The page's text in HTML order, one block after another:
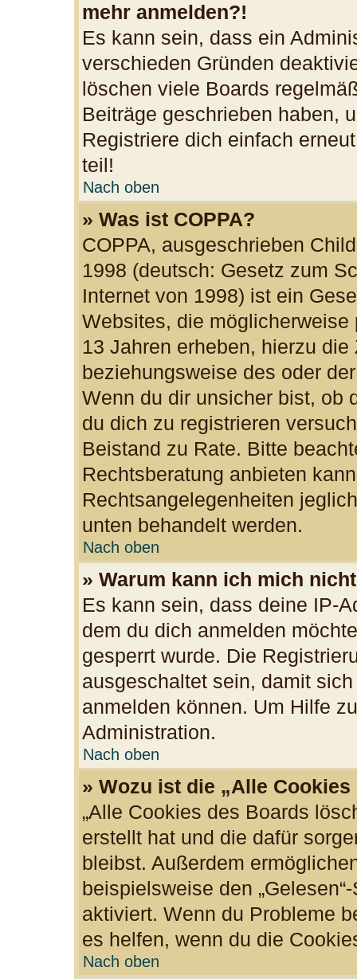
mehr anmelden?!
Es kann sein, dass ein
verschieden Gründen
löschen viele Boards
Beiträge geschrieben haben,
Registriere dich einfach
teil!
Nach oben
» Was ist COPPA?
COPPA, ausgeschrieben
1998 (deutsch: Gesetz zum
Internet von 1998) ist ein
Websites, die
13 Jahren erheben, hierzu
beziehungsweise des oder
Wenn du dir unsicher bist, ob
du dich zu registrieren
Beistand zu Rate. Bitte
Rechtsberatung anbieten
Rechtsangelegenheiten
unten behandelt werden.
Nach oben
» Warum kann ich mich
Es kann sein, dass deine IP-
dem du dich anmelden
gesperrt wurde. Die
ausgeschaltet sein, damit
anmelden können. Um Hilfe
Administration.
Nach oben
» Wozu ist die „Alle
„Alle Cookies des Boards
erstellt hat und die dafür
bleibst. Außerdem
beispielsweise den
aktiviert. Wenn du Probleme
es helfen, wenn du die
Nach oben